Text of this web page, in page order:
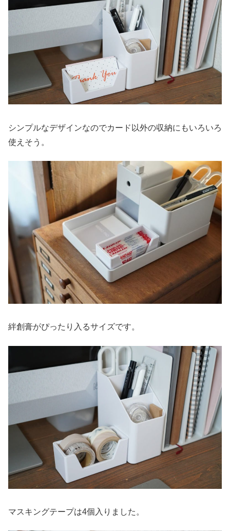
シンプルなデザインなのでカード以外の収納にもいろいろ
使えそう。
絆創膏がぴったり入るサイズです。
マスキングテープは4個入りました。